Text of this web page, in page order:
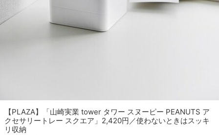
【PLAZA】「山崎実業 tower タワー スヌーピー PEANUTS ア
クセサリートレー スクエア」2,420円／使わないときはスッキ
リ収納